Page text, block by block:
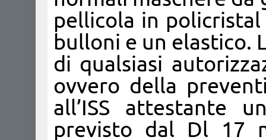
pellicola in
bulloni e un elastico.
di qualsiasi
ovvero della
all’ISS attestante
previsto dal Dl 17